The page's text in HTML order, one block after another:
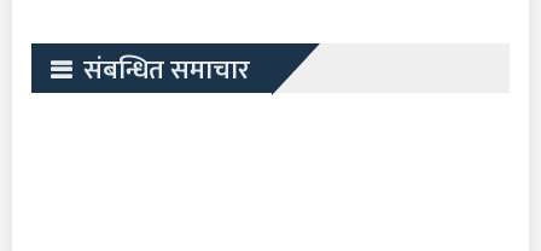
संबन्धित समाचार